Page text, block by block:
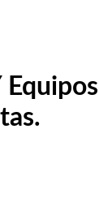
|